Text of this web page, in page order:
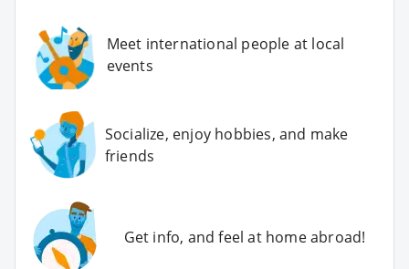
Meet international people at local
events
Socialize, enjoy hobbies, and make
friends
Get info, and feel at home abroad!